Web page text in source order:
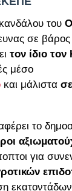
του
σε
τον ίδιο τον
μέσο
και μάλιστα
το
για